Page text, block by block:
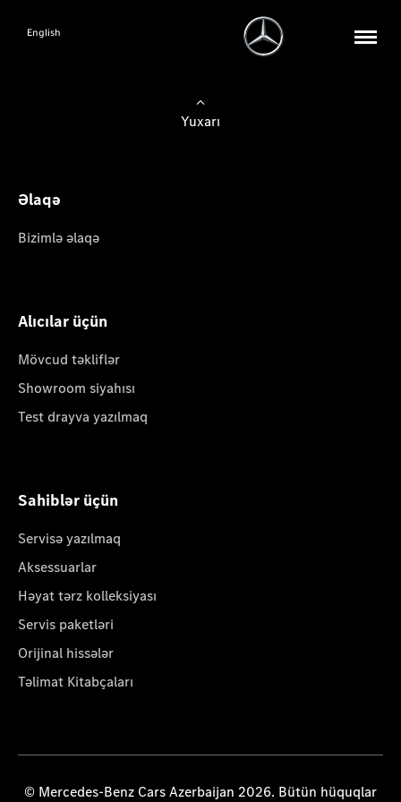
English
Yuxarı
Əlaqə
Bizimlə əlaqə
Alıcılar üçün
Mövcud təkliflər
Showroom siyahısı
Test drayva yazılmaq
Sahiblər üçün
Servisə yazılmaq
Aksessuarlar
Həyat tərz kolleksiyası
Servis paketləri
Orijinal hissələr
Təlimat Kitabçaları
© Mercedes-Benz Cars Azerbaijan 2026. Bütün hüquqlar